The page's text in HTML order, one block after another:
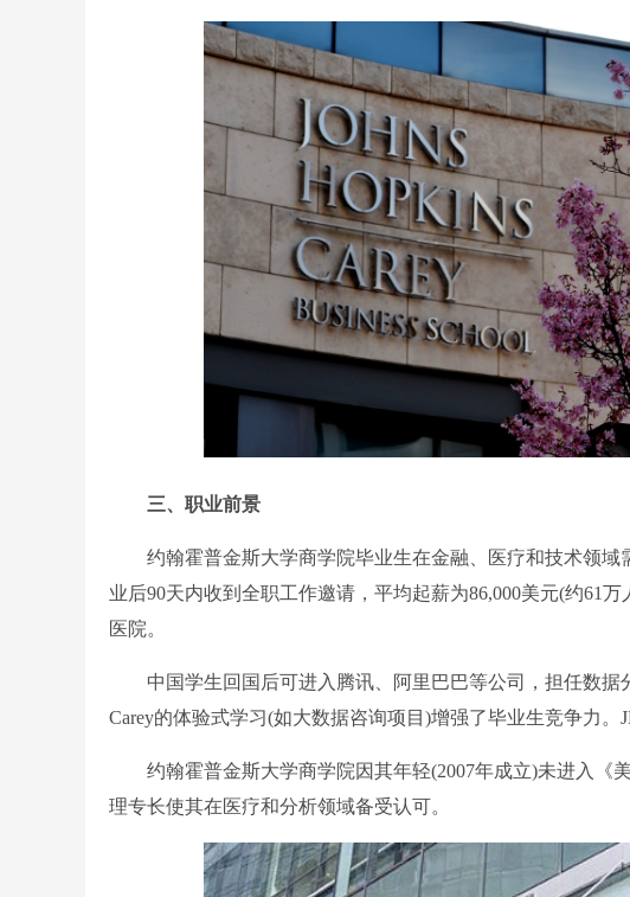
三、职业前景
约翰霍普金斯大学商学院毕业生在金融、医疗和技术领域
业后90天内收到全职工作邀请，平均起薪为86,000美元(约61
医院。
中国学生回国后可进入腾讯、阿里巴巴等公司，担任数据
Carey的体验式学习(如大数据咨询项目)增强了毕业生竞争力。
约翰霍普金斯大学商学院因其年轻(2007年成立)未进入《
理专长使其在医疗和分析领域备受认可。